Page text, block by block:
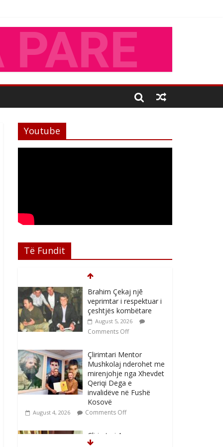
Youtube
Të Fundit
Brahim Çekaj njē
veprimtar i respektuar i
çeshtjës kombëtare
August 5, 2026
Comments Off
Çlirimtari Mentor
Mushkolaj nderohet me
mirenjohje nga Xhevdet
Qeriqi Dega e
invalidëve në Fushë
Kosovë
August 4, 2026 Comments Off
Çlirimtari Agron
Gërvalla me takime